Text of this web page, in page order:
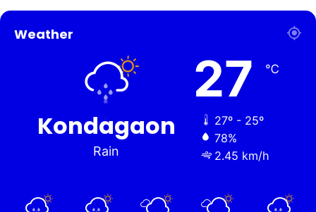
Weather
Kondagaon
Rain
27 ℃
27º - 25º
78%
2.45 km/h